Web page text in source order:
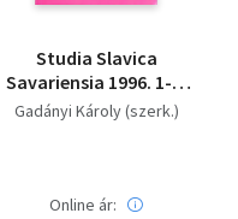
Studia Slavica
Savariensia 1996. 1-2.
(Nyelvészeti és
Gadányi Károly (szerk.)
Online ár: